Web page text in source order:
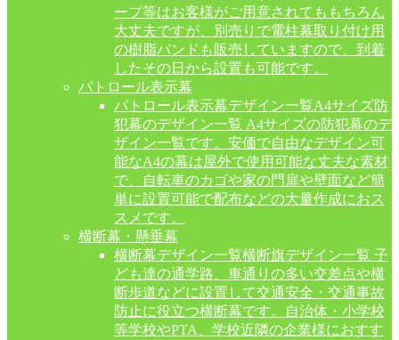
ープ等はお客様がご用意されてももちろん
大丈夫ですが、別売りで電柱幕取り付け用
の樹脂バンドも販売していますので、到着
したその日から設置も可能です。
パトロール表示幕
パトロール表示幕デザイン一覧A4サイズ防
犯幕のデザイン一覧 A4サイズの防犯幕のデ
ザイン一覧です。安価で自由なデザイン可
能なA4の幕は屋外で使用可能な丈夫な素材
で、自転車のカゴや家の門扉や壁面など簡
単に設置可能で配布などの大量作成におス
スメです。
横断幕・懸垂幕
横断幕デザイン一覧横断旗デザイン一覧 子
ども達の通学路、車通りの多い交差点や横
断歩道などに設置して交通安全・交通事故
防止に役立つ横断幕です。自治体・小学校
等学校やPTA、学校近隣の企業様におすす